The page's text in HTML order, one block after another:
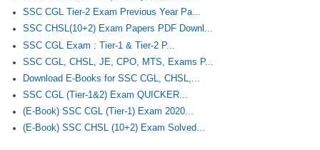
SSC CGL Tier-2 Exam Previous Year Pa...
SSC CHSL(10+2) Exam Papers PDF Downl...
SSC CGL Exam : Tier-1 & Tier-2 P...
SSC CGL, CHSL, JE, CPO, MTS, Exams P...
Download E-Books for SSC CGL, CHSL,...
SSC CGL (Tier-1&2) Exam QUICKER...
(E-Book) SSC CGL (Tier-1) Exam 2020...
(E-Book) SSC CHSL (10+2) Exam Solved...